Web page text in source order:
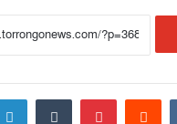
LinkedIn